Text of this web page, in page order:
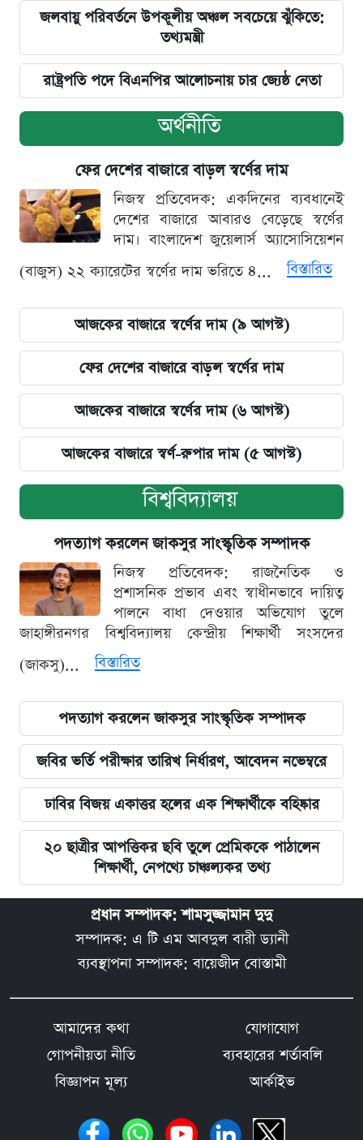
জলবায়ু পরিবর্তনে উপকূলীয় অঞ্চল সবচেয়ে ঝুঁকিতে:
তথ্যমন্ত্রী
রাষ্ট্রপতি পদে বিএনপির আলোচনায় চার জ্যেষ্ঠ নেতা
অর্থনীতি
ফের দেশের বাজারে বাড়ল স্বর্ণের দাম
নিজস্ব প্রতিবেদক: একদিনের ব্যবধানেই
দেশের বাজারে আবারও বেড়েছে স্বর্ণের
দাম। বাংলাদেশ জুয়েলার্স অ্যাসোসিয়েশন
(বাজুস) ২২ ক্যারেটের স্বর্ণের দাম ভরিতে ৪...
বিস্তারিত
আজকের বাজারে স্বর্ণের দাম (৯ আগস্ট)
ফের দেশের বাজারে বাড়ল স্বর্ণের দাম
আজকের বাজারে স্বর্ণের দাম (৬ আগস্ট)
আজকের বাজারে স্বর্ণ-রুপার দাম (৫ আগস্ট)
বিশ্ববিদ্যালয়
পদত্যাগ করলেন জাকসুর সাংস্কৃতিক সম্পাদক
নিজস্ব প্রতিবেদক: রাজনৈতিক ও
প্রশাসনিক প্রভাব এবং স্বাধীনভাবে দায়িত্ব
পালনে বাধা দেওয়ার অভিযোগ তুলে
জাহাঙ্গীরনগর বিশ্ববিদ্যালয় কেন্দ্রীয় শিক্ষার্থী সংসদের
(জাকসু)...
বিস্তারিত
পদত্যাগ করলেন জাকসুর সাংস্কৃতিক সম্পাদক
জবির ভর্তি পরীক্ষার তারিখ নির্ধারণ, আবেদন নভেম্বরে
ঢাবির বিজয় একাত্তর হলের এক শিক্ষার্থীকে বহিষ্কার
২০ ছাত্রীর আপত্তিকর ছবি তুলে প্রেমিককে পাঠালেন
শিক্ষার্থী, নেপথ্যে চাঞ্চল্যকর তথ্য
প্রধান সম্পাদক: শামসুজ্জামান দুদু
সম্পাদক: এ টি এম আবদুল বারী ড্যানী
ব্যবস্থাপনা সম্পাদক: বায়েজীদ বোস্তামী
আমাদের কথা
যোগাযোগ
গোপনীয়তা নীতি
ব্যবহারের শর্তাবলি
বিজ্ঞাপন মূল্য
আর্কাইভ